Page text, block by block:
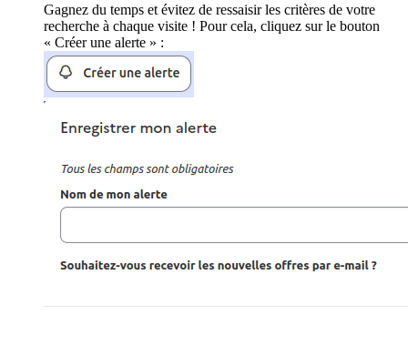
Gagnez du temps et évitez de ressaisir les critères de votre
recherche à chaque visite ! Pour cela, cliquez sur le bouton
« Créer une alerte » :